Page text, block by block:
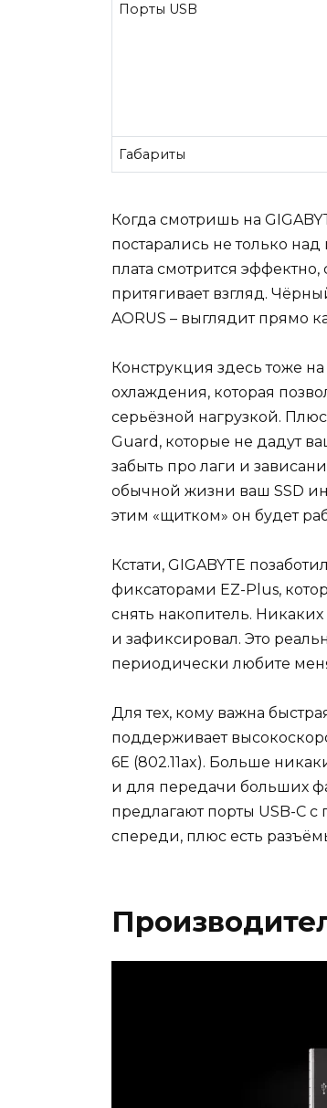
Порты USB
Габариты
Когда смотришь на
постарались не только
плата смотрится
притягивает взгляд.
AORUS – выглядит прямо
Конструкция здесь тоже
охлаждения, которая
серьёзной нагрузкой.
Guard, которые не дадут
забыть про лаги и
обычной жизни ваш SSD
этим «щитком» он будет
Кстати, GIGABYTE
фиксаторами EZ-Plus,
снять накопитель.
и зафиксировал. Это
периодически любите
Для тех, кому важна
поддерживает
6E (802.11ax). Больше
и для передачи больших
предлагают порты USB-C с
спереди, плюс есть